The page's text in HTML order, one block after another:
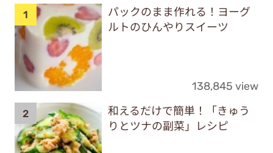
パックのまま作れる！ヨーグ
ルトのひんやりスイーツ
138,845 view
和えるだけで簡単！「きゅう
りとツナの副菜」レシピ